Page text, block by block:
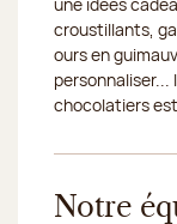
croustillants,
ours en
chocolatiers
Notre